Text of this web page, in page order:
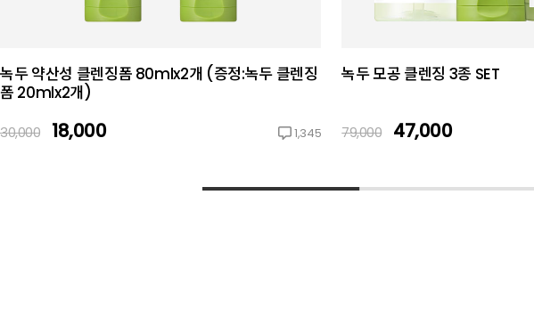
녹두 약산성 클렌징폼 80mlx2개 (증정:녹두 클렌징
폼 20mlx2개)
30,000 18,000 1,345
녹두 모공 클렌징 3종 SET
79,000 47,000